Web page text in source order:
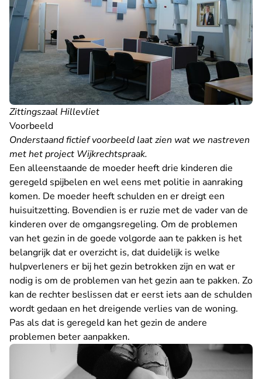
Zittingszaal Hillevliet
Voorbeeld
Onderstaand fictief voorbeeld laat zien wat we nastreven
met het project Wijkrechtspraak.
Een alleenstaande de moeder heeft drie kinderen die
geregeld spijbelen en wel eens met politie in aanraking
komen. De moeder heeft schulden en er dreigt een
huisuitzetting. Bovendien is er ruzie met de vader van de
kinderen over de omgangsregeling. Om de problemen
van het gezin in de goede volgorde aan te pakken is het
belangrijk dat er overzicht is, dat duidelijk is welke
hulpverleners er bij het gezin betrokken zijn en wat er
nodig is om de problemen van het gezin aan te pakken. Zo
kan de rechter beslissen dat er eerst iets aan de schulden
wordt gedaan en het dreigende verlies van de woning.
Pas als dat is geregeld kan het gezin de andere
problemen beter aanpakken.